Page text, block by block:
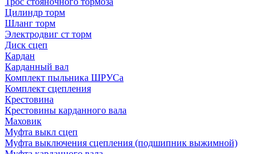
Цилиндр торм
Шланг торм
Электродвиг ст торм
Диск сцеп
Кардан
Карданный вал
Комплект пыльника ШРУСа
Комплект сцепления
Крестовина
Крестовины карданного вала
Маховик
Муфта выкл сцеп
Муфта выключения сцепления (подшипник выжимной)